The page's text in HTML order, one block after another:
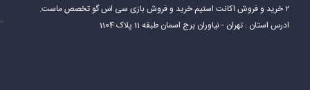
۲ خرید و فروش اکانت استیم خرید و فروش بازی سی اس گو تخصص ماست.
ادرس استان : تهران - نیاوران برج اسمان طبقه 11 پلاک 1104